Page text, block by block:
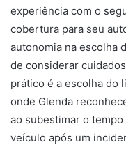
experiência com o
cobertura para seu
autonomia na escolha
de considerar
prático é a escolha do
onde Glenda
ao subestimar o
veículo após um